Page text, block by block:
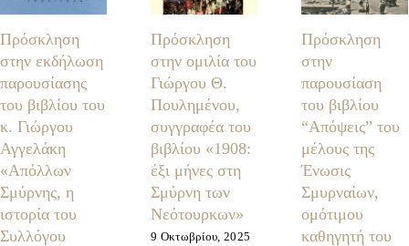
Πρόσκληση
στην εκδήλωση
παρουσίασης
του βιβλίου του
κ. Γιώργου
Αγγελάκη
«Απόλλων
Σμύρνης, η
ιστορία του
Συλλόγου
Πρόσκληση
στην ομιλία του
Γιώργου Θ.
Πουλημένου,
συγγραφέα του
βιβλίου «1908:
έξι μήνες στη
Σμύρνη των
Νεότουρκων»
9 Οκτωβρίου, 2025
Πρόσκληση
στην
παρουσίαση
του βιβλίου
“Απόψεις” του
μέλους της
Ένωσις
Σμυρναίων,
ομότιμου
καθηγητή του